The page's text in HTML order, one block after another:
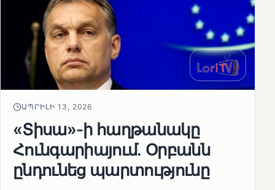
ԱՊՐԻԼԻ 13, 2026
«Տիսա»-ի հաղթանակը
Հունգարիայում․ Օրբանն
ընդունեց պարտությունը